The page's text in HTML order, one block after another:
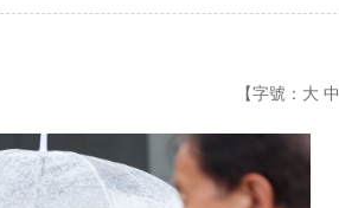
【字號： 大 中